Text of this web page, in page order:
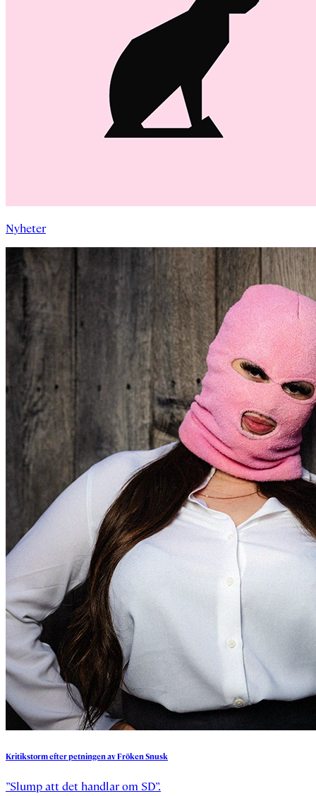
Nyheter
KritikstormefterpetningenavFrökenSnusk
”Slump att det handlar om SD”.